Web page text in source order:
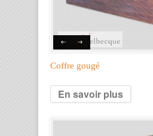
Coffre gougé
En savoir plus